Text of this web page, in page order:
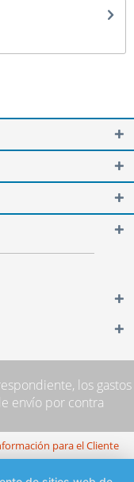
los gastos
envío por contra
para el Cliente